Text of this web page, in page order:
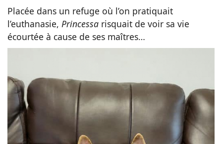
Placée dans un refuge où l’on pratiquait
l’euthanasie, Princessa risquait de voir sa vie
écourtée à cause de ses maîtres…